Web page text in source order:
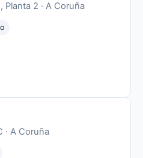
2 · A Coruña
· A Coruña